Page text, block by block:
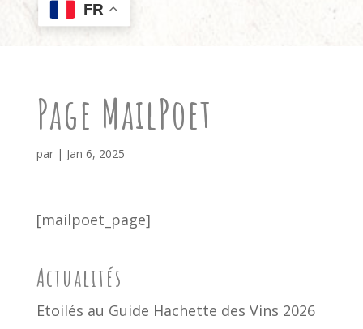
FR
Page MailPoet
par | Jan 6, 2025
[mailpoet_page]
Actualités
Etoilés au Guide Hachette des Vins 2026